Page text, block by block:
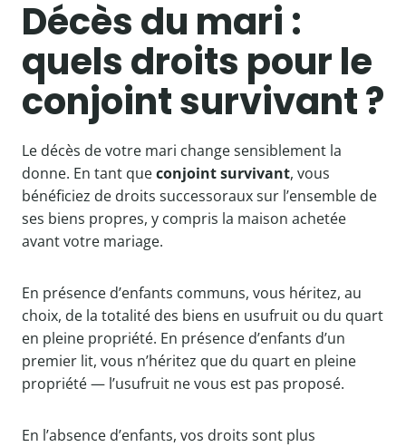
Décès du mari :
quels droits pour le
conjoint survivant ?
Le décès de votre mari change sensiblement la
donne. En tant queconjoint survivant, vous
bénéficiez de droits successoraux sur l’ensemble de
ses biens propres, y compris la maison achetée
avant votre mariage.
En présence d’enfants communs, vous héritez, au
choix, de la totalité des biens en usufruit ou du quart
en pleine propriété. En présence d’enfants d’un
premier lit, vous n’héritez que du quart en pleine
propriété — l’usufruit ne vous est pas proposé.
En l’absence d’enfants, vos droits sont plus